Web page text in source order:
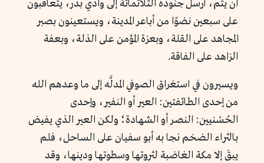
أن يتم، أرسل جنوده الثلاثمائة إلى وادي بدر، يتعاقبون
على سبعين نضوًا من أباعر المدينة، ويستعينون بصبر
المجاهد على القلة، وبعزة المؤمن على الذلة، وبعفة
الزاهد على الفاقة.
ويسيرون في استغراق الصوفي المدلَّه إلى ما وعدهم الله
من إحدى الطائفتين: العير أو النفير، وإحدى
الحُسْنيين: النصر أو الشهادة؛ ولكن العير الذي يفيض
بالثراء الضخم نجا به أبو سفيان على الساحل، فلم
يبقَ إلا مكة الغاضبة لثروتها وسطوتها ودينها، وقد